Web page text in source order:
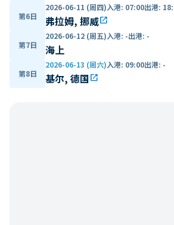
第6日
2026-06-11 (周四)入港: 07:00出港:
弗拉姆, 挪威open_in_new
第7日
2026-06-12 (周五)入港: -出港: -
海上
第8日
2026-06-13 (周六)入港: 09:00出港: -
基尔, 德国open_in_new